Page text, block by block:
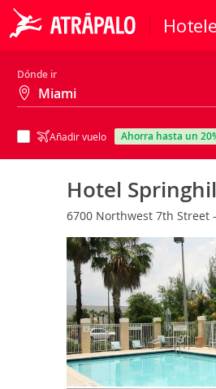
Dónde ir
Añadir vuelo ahorra hasta un
Hotel
6700 Northwest 7th Street